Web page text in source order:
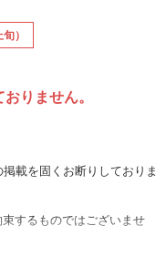
）
りません。
載を固くお断りしておりま
するものではございませ
、生産数を大幅に上回るご
少する場合がございます。